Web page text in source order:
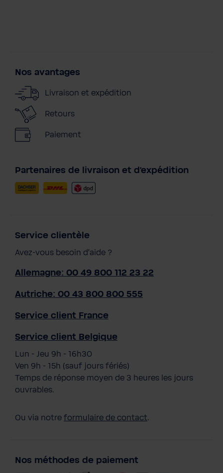
Nos avantages
Livraison et expédition
Retours
Paiement
Partenaires de livraison et d'expédition
Service clientèle
Avez-vous besoin d'aide ?
Allemagne: 00 49 800 112 23 22
Autriche: 00 43 800 800 555
Service client France
Service client Belgique
Lun - Jeu 9h - 16h30
Ven 9h - 15h (sauf jours fériés)
Temps de réponse moyen de 3 heures les jours
ouvrables.
Ou via notre formulaire de contact.
Nos méthodes de paiement